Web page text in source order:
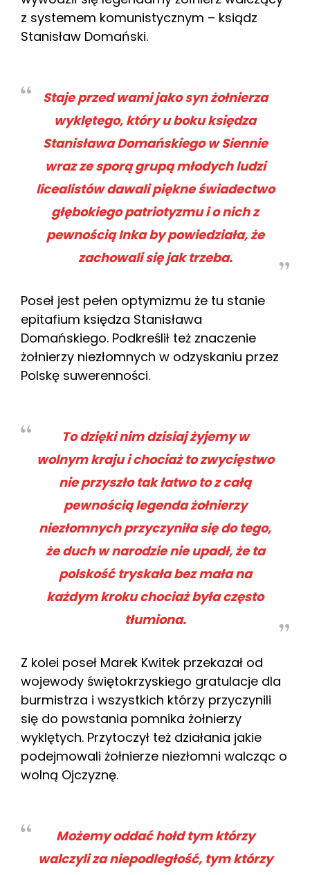
z systemem komunistycznym – ksiądz
Stanisław Domański.
Staje przed wami jako syn żołnierza
wyklętego, który u boku księdza
Stanisława Domańskiego w Siennie
wraz ze sporą grupą młodych ludzi
licealistów dawali piękne świadectwo
głębokiego patriotyzmu i o nich z
pewnością Inka by powiedziała, że
zachowali się jak trzeba.
Poseł jest pełen optymizmu że tu stanie
epitafium księdza Stanisława
Domańskiego. Podkreślił też znaczenie
żołnierzy niezłomnych w odzyskaniu przez
Polskę suwerenności.
To dzięki nim dzisiaj żyjemy w
wolnym kraju i chociaż to zwycięstwo
nie przyszło tak łatwo to z całą
pewnością legenda żołnierzy
niezłomnych przyczyniła się do tego,
że duch w narodzie nie upadł, że ta
polskość tryskała bez mała na
każdym kroku chociaż była często
tłumiona.
Z kolei poseł Marek Kwitek przekazał od
wojewody świętokrzyskiego gratulacje dla
burmistrza i wszystkich którzy przyczynili
się do powstania pomnika żołnierzy
wyklętych. Przytoczył też działania jakie
podejmowali żołnierze niezłomni walcząc o
wolną Ojczyznę.
Możemy oddać hołd tym którzy
walczyli za niepodległość, tym którzy